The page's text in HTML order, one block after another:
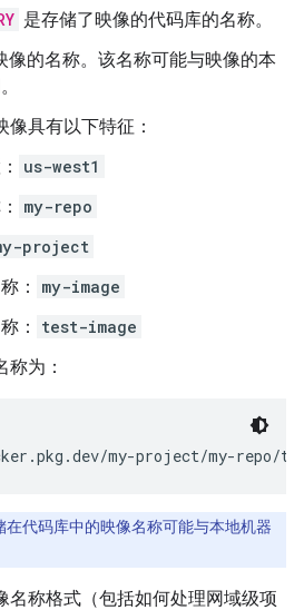
是存储了映像的代码库的名称。
像的名称。该名称可能与映像的本
具有以下特征：
us-west1
my-repo
project
：
my-image
：
test-image
为：
在代码库中的映像名称可能与本地机器
名称格式（包括如何处理网域级项